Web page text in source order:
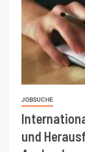
JOBSUCHE
und